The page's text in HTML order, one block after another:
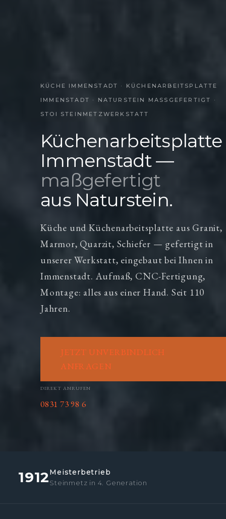
KÜCHE IMMENSTADT · KÜCHENARBEITSPLATTE
IMMENSTADT · NATURSTEIN MASSGEFERTIGT · S
TOI STEINMETZWERKSTATT
Küchenarbeitsplatte
Immenstadt —
maßgefertigt
aus Naturstein.
Küche und Küchenarbeitsplatte aus Granit,
Marmor, Quarzit, Schiefer — gefertigt in
unserer Werkstatt, eingebaut bei Ihnen in
Immenstadt. Aufmaß, CNC-Fertigung,
Montage: alles aus einer Hand. Seit 110
Jahren.
JETZT UNVERBINDLICH
ANFRAGEN
DIREKT ANRUFEN
0831 73 98 6
1912Meisterbetrieb
Steinmetz in 4. Generation